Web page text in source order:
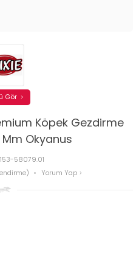
Köpek Gezdirme
Mm Okyanus
153-58079.01
Yorum Yap
Gör